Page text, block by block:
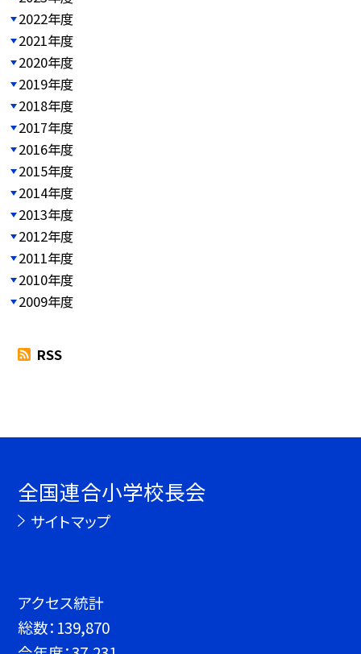
2022年度
2021年度
2020年度
2019年度
2018年度
2017年度
2016年度
2015年度
2014年度
2013年度
2012年度
2011年度
2010年度
2009年度
RSS
全国連合小学校長会
サイトマップ
アクセス統計
総数： 139,870